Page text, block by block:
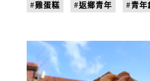
#雞蛋糕 #返鄉青年 #青年